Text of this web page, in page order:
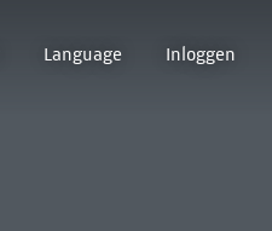
Language Inloggen